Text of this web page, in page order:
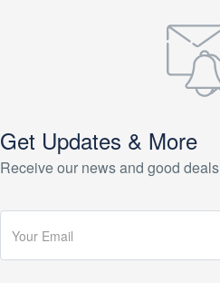
Get Updates & More
Receive our news and good deals